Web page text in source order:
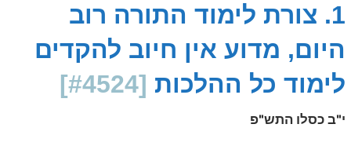
1. צורת לימוד התורה רוב
היום, מדוע אין חיוב להקדים
לימוד כל ההלכות [#4524]
י"ב כסלו התש"פ